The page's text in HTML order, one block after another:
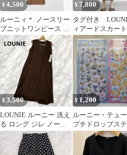
¥4,500
ルーニィ＊ ノースリー
ブニットワンピース 洗
える ブラウン サマーニ
ット
¥ 7,800
タグ付き
ィアードスカー
キ 36
¥3,500
LOUNIE ルーニー 洗え
る ロング ジレ ノース
リーブ ブラウン L
¥1,200
ルーニー・テュ
プチドロップス
ー 2枚セット